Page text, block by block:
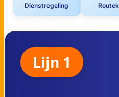
Dienstregeling
Lijn 1